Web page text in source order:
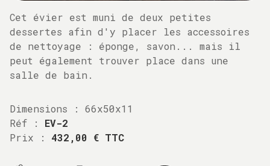
Cet évier est muni de deux petites
dessertes afin d'y placer les accessoires
de nettoyage : éponge, savon... mais il
peut également trouver place dans une
salle de bain.
Dimensions :
66x50x11
Réf : EV-2
Prix : 432,00 € TTC